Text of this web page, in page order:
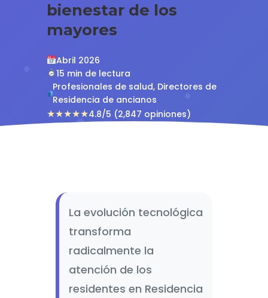
bienestar de los
mayores
Abril 2026
15 min de lectura
Profesionales de salud, Directores de
Residencia de ancianos
★★★★★4.8/5 (2,847 opiniones)
La evolución tecnológica
transforma
radicalmente la
atención de los
residentes en Residencia